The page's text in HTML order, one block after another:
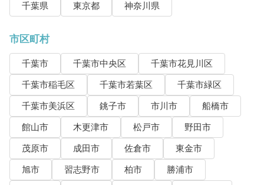
千葉県
東京都 神奈川県
市区町村
千葉市 千葉市中央区
千葉市花見川区
千葉市稲毛区
千葉市若葉区
千葉市緑区
千葉市美浜区
銚子市 市川市
船橋市
館山市
木更津市 松戸市
野田市
茂原市
成田市 佐倉市
東金市
旭市
習志野市 柏市
勝浦市